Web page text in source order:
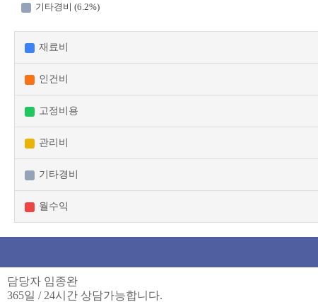
기타경비 (6.2%)
재료비
인건비
고정비용
관리비
기타경비
월수익
담당자 임종완
365일 / 24시간 상담가능합니다.